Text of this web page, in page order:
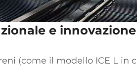
e
(come il modello ICE L in